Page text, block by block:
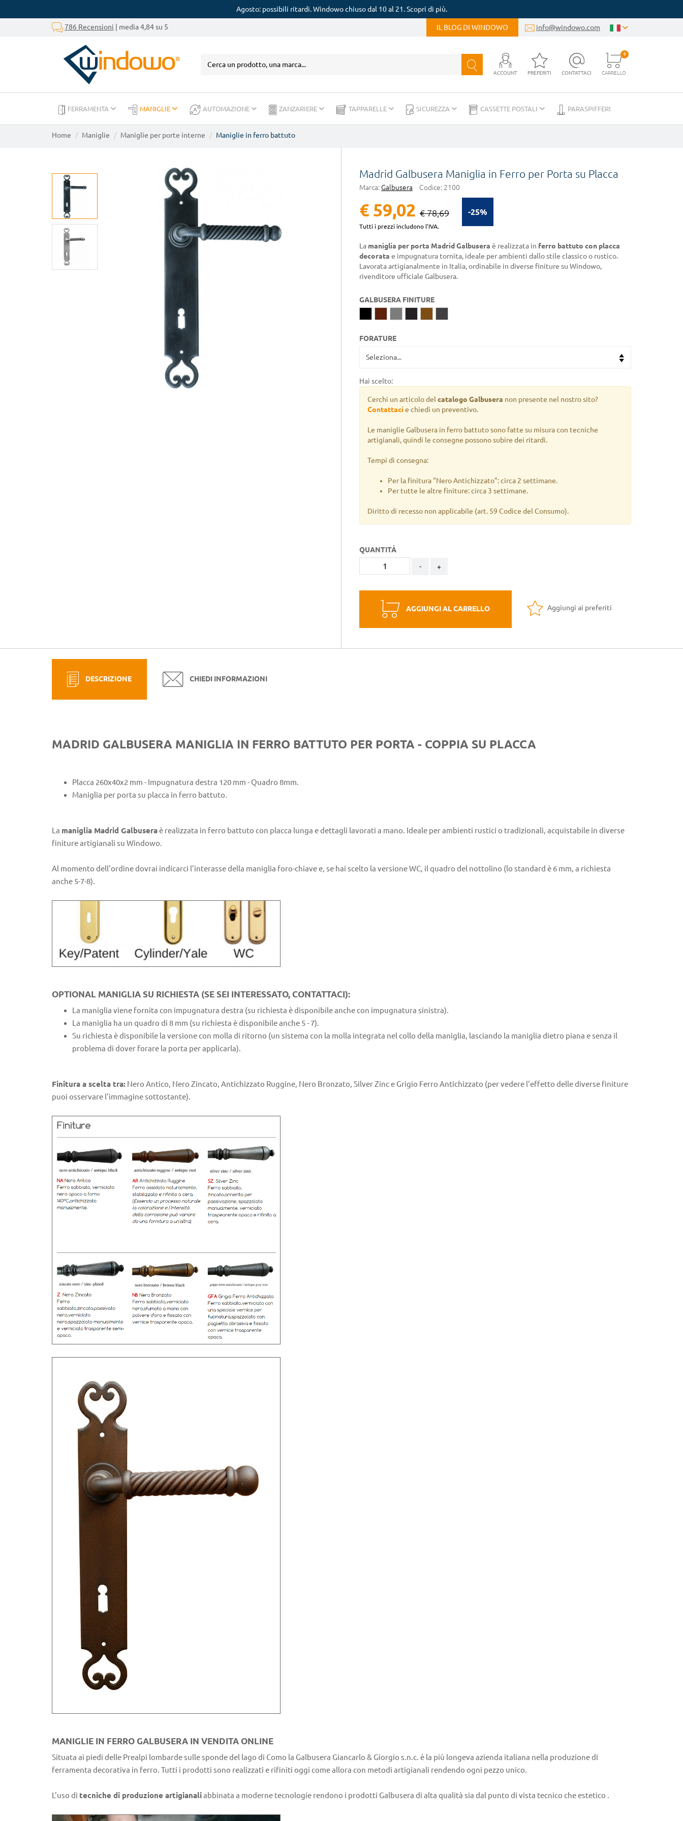
Agosto: possibili ritardi. Windowo chiuso dal 10 al 21. Scopri di più.
786 Recensioni | media 4,84 su 5 IL BLOG DI WINDOWO info@windowo.com
ACCOUNT PREFERITI CONTATTACI CARRELLO
0
FERRAMENTA MANIGLIE AUTOMAZIONE ZANZARIERE TAPPARELLE SICUREZZA CASSETTE POSTALI PARASPIFFERI
Home Maniglie Maniglie per porte interne Maniglie in ferro battuto
Madrid Galbusera Maniglia in Ferro per Porta su Placca
Marca: Galbusera Codice: 2100
-25%
€ 59,02 € 78,69
Tutti i prezzi includono l'IVA.
La maniglia per porta Madrid Galbusera è realizzata in ferro battuto con placca
decorata e impugnatura tornita, ideale per ambienti dallo stile classico o rustico.
Lavorata artigianalmente in Italia, ordinabile in diverse finiture su Windowo,
rivenditore ufficiale Galbusera.
GALBUSERA FINITURE
FORATURE
Hai scelto:
Cerchi un articolo del catalogo Galbusera non presente nel nostro sito?
Contattacie chiedi un preventivo.
Le maniglie Galbusera in ferro battuto sono fatte su misura con tecniche
artigianali, quindi le consegne possono subire dei ritardi.
Tempi di consegna:
Per la finitura "Nero Antichizzato": circa 2 settimane.
Per tutte le altre finiture: circa 3 settimane.
Diritto di recesso non applicabile (art. 59 Codice del Consumo).
QUANTITÀ
- +
AGGIUNGI AL CARRELLO Aggiungi ai preferiti
DESCRIZIONE CHIEDI INFORMAZIONI
MADRID GALBUSERA MANIGLIA IN FERRO BATTUTO PER PORTA - COPPIA SU PLACCA
Placca 260x40x2 mm - Impugnatura destra 120 mm - Quadro 8mm.
Maniglia per porta su placca in ferro battuto.
La maniglia Madrid Galbuseraè realizzata in ferro battuto con placca lunga e dettagli lavorati a mano. Ideale per ambienti rustici o tradizionali, acquistabile in diverse
finiture artigianali su Windowo.
Al momento dell'ordine dovrai indicarci l'interasse della maniglia foro-chiave e, se hai scelto la versione WC, il quadro del nottolino (lo standard è 6 mm, a richiesta
anche 5-7-8).
OPTIONAL MANIGLIA SU RICHIESTA (SE SEI INTERESSATO, CONTATTACI):
La maniglia viene fornita con impugnatura destra (su richiesta è disponibile anche con impugnatura sinistra).
La maniglia ha un quadro di 8 mm (su richiesta è disponibile anche 5 - 7).
Su richiesta è disponibile la versione con molla di ritorno (un sistema con la molla integrata nel collo della maniglia, lasciando la maniglia dietro piana e senza il
problema di dover forare la porta per applicarla).
Finitura a scelta tra: Nero Antico, Nero Zincato, Antichizzato Ruggine, Nero Bronzato, Silver Zinc e Grigio Ferro Antichizzato (per vedere l'effetto delle diverse finiture
puoi osservare l'immagine sottostante).
MANIGLIE IN FERRO GALBUSERA IN VENDITA ONLINE
Situata ai piedi delle Prealpi lombarde sulle sponde del lago di Como la Galbusera Giancarlo & Giorgio s.n.c. è la più longeva azienda italiana nella produzione di
ferramenta decorativa in ferro. Tutti i prodotti sono realizzati e rifiniti oggi come allora con metodi artigianali rendendo ogni pezzo unico.
L'uso di tecniche di produzione artigianaliabbinata a moderne tecnologie rendono i prodotti Galbusera di alta qualità sia dal punto di vista tecnico che estetico .